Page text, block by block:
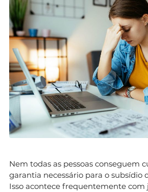
Nem todas as pessoas conseguem
garantia necessário para o subsídio
Isso acontece frequentemente com